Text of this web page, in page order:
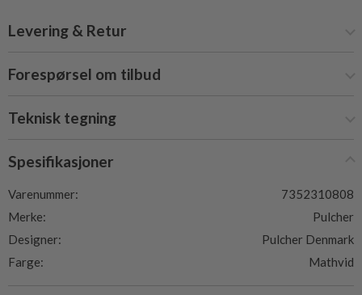
Levering & Retur
Forespørsel om tilbud
Teknisk tegning
Spesifikasjoner
Varenummer:
7352310808
Merke:
Pulcher
Designer:
Pulcher Denmark
Farge:
Mathvid